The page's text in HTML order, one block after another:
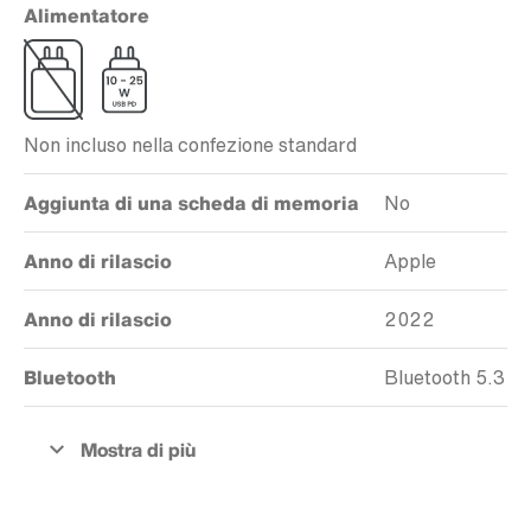
Alimentatore
Non incluso nella confezione standard
Aggiunta di una scheda di memoria No
Anno di rilascio Apple
Anno di rilascio 2022
Bluetooth Bluetooth 5.3